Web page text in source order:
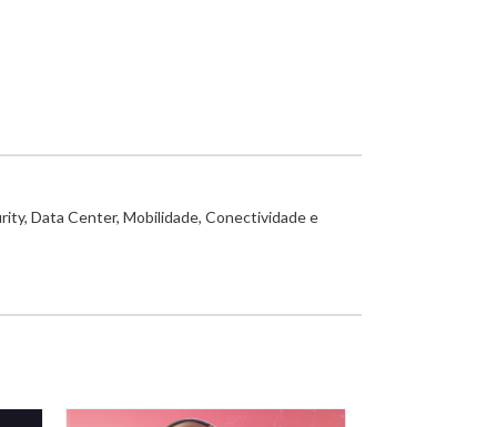
Data Center, Mobilidade, Conectividade e